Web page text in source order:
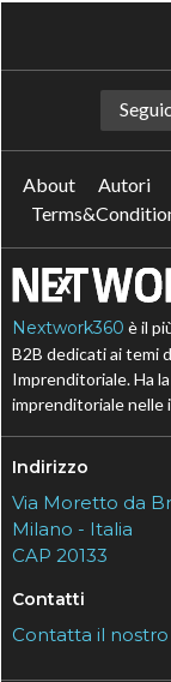
About Autori
Nextwork360 è il
B2B dedicati ai temi
Imprenditoriale. Ha
imprenditoriale nelle
Indirizzo
Via Moretto da
Milano - Italia
CAP 20133
Contatti
Contatta il